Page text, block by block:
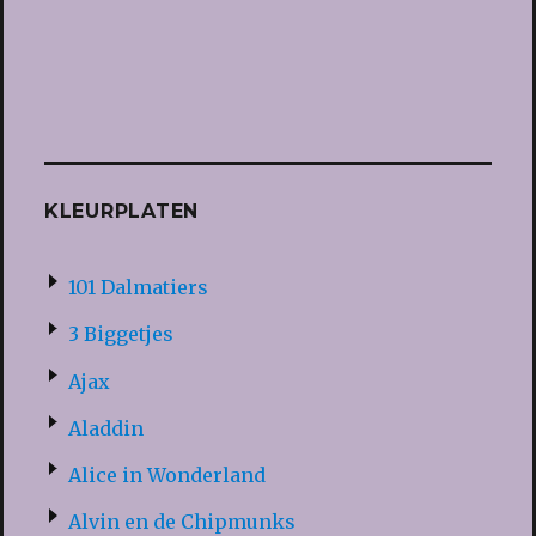
KLEURPLATEN
101 Dalmatiers
3 Biggetjes
Ajax
Aladdin
Alice in Wonderland
Alvin en de Chipmunks